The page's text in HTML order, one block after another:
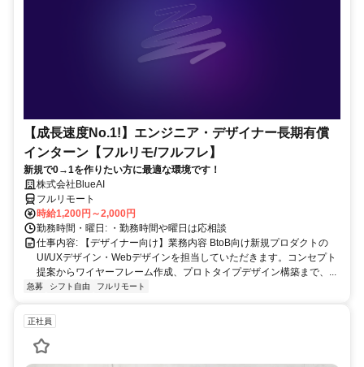
【成長速度No.1!】エンジニア・デザイナー長期有償
インターン【フルリモ/フルフレ】
新規で0→1を作りたい方に最適な環境です！
株式会社BlueAI
フルリモート
時給1,200円～2,000円
勤務時間・曜日: ・勤務時間や曜日は応相談
仕事内容: 【デザイナー向け】業務内容 BtoB向け新規プロダクトの
UI/UXデザイン・Webデザインを担当していただきます。コンセプト
提案からワイヤーフレーム作成、プロトタイプデザイン構築まで、...
急募 シフト自由 フルリモート
正社員